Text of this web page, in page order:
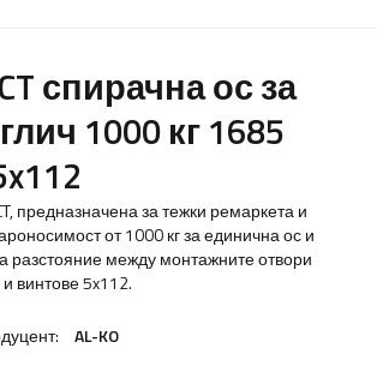
спирачна ос за
1000 кг 1685
предназначена за тежки ремаркета и
от 1000 кг за единична ос и
разстояние между монтажните отвори
винтове 5x112.
AL-KO